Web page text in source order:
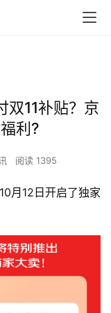
双11补贴？京
利?
阅读 1395
月12日开启了独家